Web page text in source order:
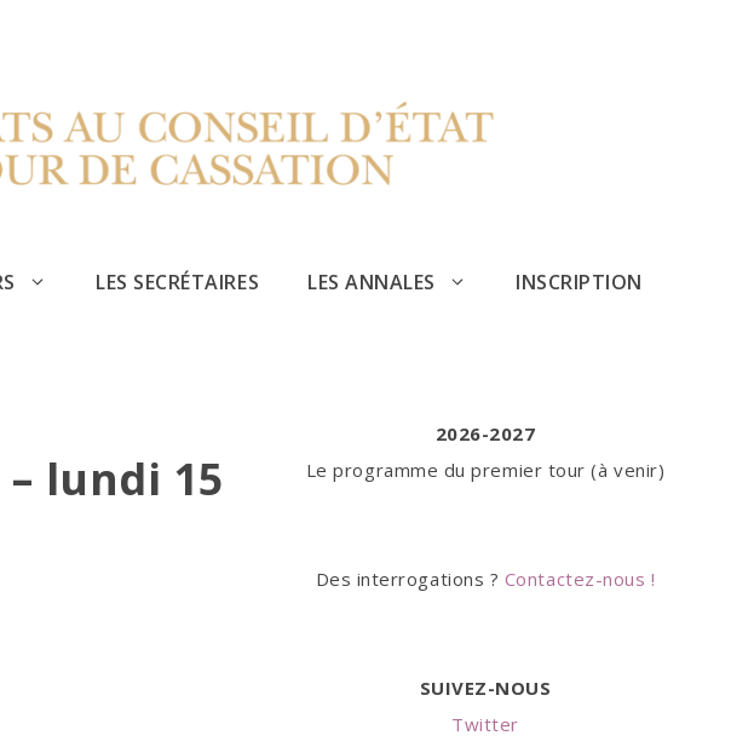
LES SECRÉTAIRES LES ANNALES INSCRIPTION
lundi 15
2026-2027
Le programme du premier tour (à venir)
Des interrogations ? Contactez-nous !
SUIVEZ-NOUS
Twitter